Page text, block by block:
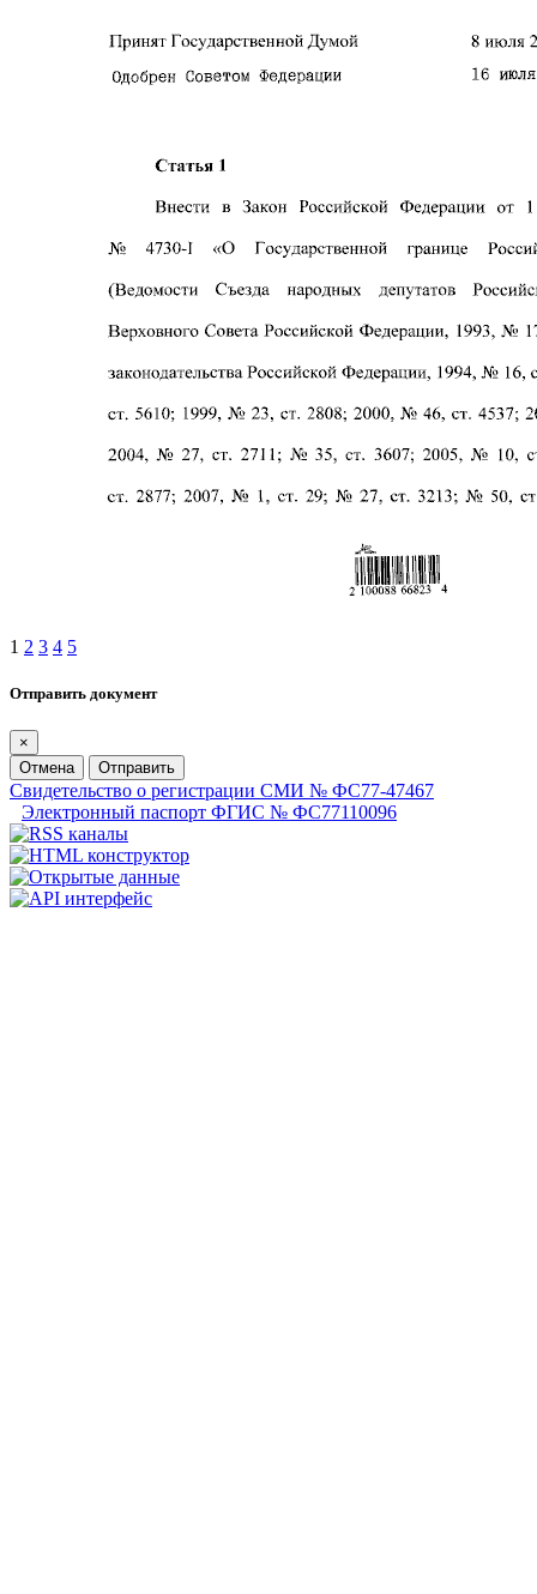
1 2 3 4 5
Отправить документ
×
Отмена
Отправить
Свидетельство о регистрации СМИ № ФС77-47467
Электронный паспорт ФГИС № ФС77110096